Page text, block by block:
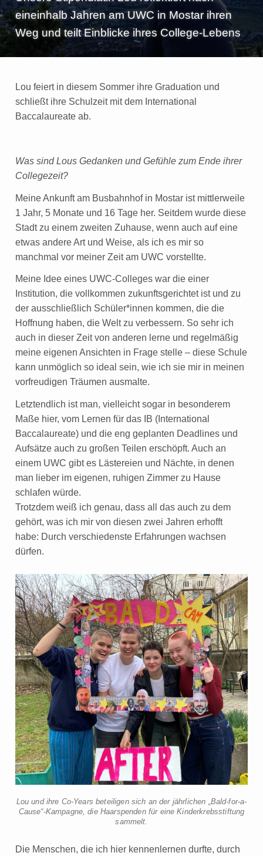
e
n
eineinhalb Jahren am UWC in Mostar ihren
Weg und teilt Einblicke ihres College-Lebens
Lou feiert in diesem Sommer ihre Graduation und
schließt ihre Schulzeit mit dem International
Baccalaureate ab.
Was sind Lous Gedanken und Gefühle zum Ende ihrer
Collegezeit?
Meine Ankunft am Busbahnhof in Mostar ist mittlerweile
1 Jahr, 5 Monate und 16 Tage her. Seitdem wurde diese
Stadt zu einem zweiten Zuhause, wenn auch auf eine
etwas andere Art und Weise, als ich es mir so
manchmal vor meiner Zeit am UWC vorstellte.
Meine Idee eines UWC-Colleges war die einer
Institution, die vollkommen zukunftsgerichtet ist und zu
der ausschließlich Schüler*innen kommen, die die
Hoffnung haben, die Welt zu verbessern. So sehr ich
auch in dieser Zeit von anderen lerne und regelmäßig
meine eigenen Ansichten in Frage stelle – diese Schule
kann unmöglich so ideal sein, wie ich sie mir in meinen
vorfreudigen Träumen ausmalte.
Letztendlich ist man, vielleicht sogar in besonderem
Maße hier, vom Lernen für das IB (International
Baccalaureate) und die eng geplanten Deadlines und
Aufsätze auch zu großen Teilen erschöpft. Auch an
einem UWC gibt es Lästereien und Nächte, in denen
man lieber im eigenen, ruhigen Zimmer zu Hause
schlafen würde.
Trotzdem weiß ich genau, dass all das auch zu dem
gehört, was ich mir von diesen zwei Jahren erhofft
habe: Durch verschiedenste Erfahrungen wachsen
dürfen.
Lou und ihre Co-Years beteiligen sich an der jährlichen „Bald-for-a-
Cause“-Kampagne, die Haarspenden für eine Kinderkrebsstiftung
sammelt.
Die Menschen, die ich hier kennenlernen durfte, durch